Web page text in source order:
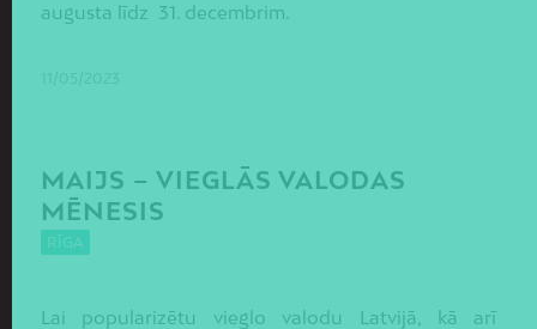
augusta līdz 31. decembrim.
MAIJS – VIEGLĀS VALODAS
MĒNESIS
RĪGA
Lai popularizētu vieglo valodu Latvijā, kā arī